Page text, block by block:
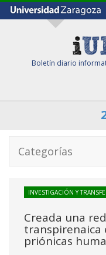
Boletín diario
Categorías
INVESTIGACIÓN Y
Creada una
transpirenaica
priónicas